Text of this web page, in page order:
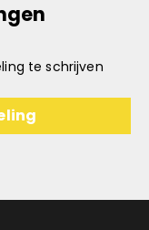
te schrijven